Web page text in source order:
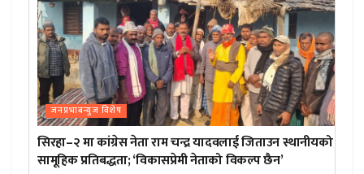
जनप्रभाबन्युज विशेष
सिरहा–२ मा कांग्रेस नेता राम चन्द्र यादवलाई जिताउन स्थानीयको
सामूहिक प्रतिबद्धता; ‘विकासप्रेमी नेताको विकल्प छैन’